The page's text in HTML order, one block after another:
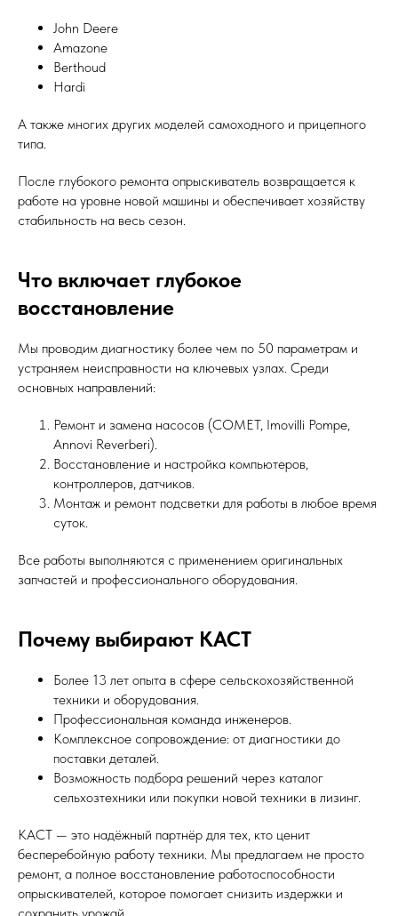
John Deere
Amazone
Berthoud
Hardi
А также многих других моделей самоходного и прицепного
типа.
После глубокого ремонта опрыскиватель возвращается к
работе на уровне новой машины и обеспечивает хозяйству
стабильность на весь сезон.
Что включает глубокое
восстановление
Мы проводим диагностику более чем по 50 параметрам и
устраняем неисправности на ключевых узлах. Среди
основных направлений:
Ремонт и замена насосов (COMET, Imovilli Pompe,
Annovi Reverberi).
Восстановление и настройка компьютеров,
контроллеров, датчиков.
Монтаж и ремонт подсветки для работы в любое время
суток.
Все работы выполняются с применением оригинальных
запчастей и профессионального оборудования.
Почему выбирают КАСТ
Более 13 лет опыта в сфере сельскохозяйственной
техники и оборудования.
Профессиональная команда инженеров.
Комплексное сопровождение: от диагностики до
поставки деталей.
Возможность подбора решений через каталог
сельхозтехники или покупки новой техники в лизинг.
КАСТ — это надёжный партнёр для тех, кто ценит
бесперебойную работу техники. Мы предлагаем не просто
ремонт, а полное восстановление работоспособности
опрыскивателей, которое помогает снизить издержки и